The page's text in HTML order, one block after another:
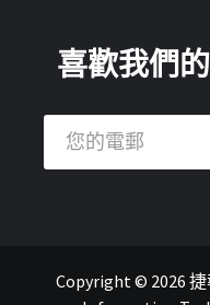
喜歡我們
Copyright © 2026